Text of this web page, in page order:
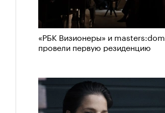
«РБК Визионеры» и masters:dom
провели первую резиденцию